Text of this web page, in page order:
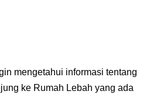
mengetahui informasi tentang
ke Rumah Lebah yang ada